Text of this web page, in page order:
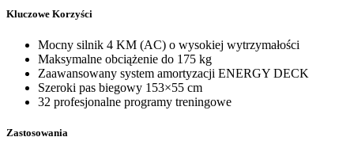
Kluczowe Korzyści
Mocny silnik 4 KM (AC) o wysokiej wytrzymałości
Maksymalne obciążenie do 175 kg
Zaawansowany system amortyzacji ENERGY DECK
Szeroki pas biegowy 153×55 cm
32 profesjonalne programy treningowe
Zastosowania